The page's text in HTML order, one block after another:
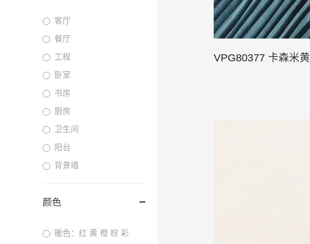
VPG80377 卡森米黄
客厅
餐厅
工程
卧室
书房
厨房
卫生间
阳台
背景墙
颜色
暖色：红 黄 橙 棕 彩